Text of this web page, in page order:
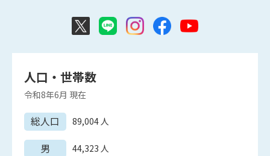
人口・世帯数
令和8年6月 現在
総人口 89,004人
男 44,323 人